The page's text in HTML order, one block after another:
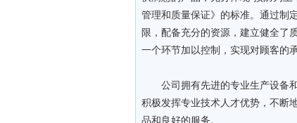
管理和质量保证》的标准。通过制
限，配备充分的资源，建立健全了
一个环节加以控制，实现对顾客的承
公司拥有先进的专业生产设备和
积极发挥专业技术人才优势，不断
品和良好的服务。